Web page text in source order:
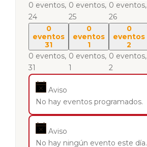
0 eventos,
24
0 eventos,
25
0 eventos,
26
0
eventos
31
0 eventos,
31
0
eventos
1
0 eventos,
1
0
eventos
2
0 eventos,
2
Aviso
No hay eventos programados.
Aviso
No hay ningún evento este día.